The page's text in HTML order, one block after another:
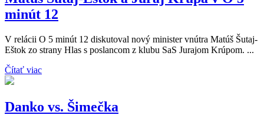
minút 12
V relácii O 5 minút 12 diskutoval nový minister vnútra Matúš Šutaj-
Eštok zo strany Hlas s poslancom z klubu SaS Jurajom Krúpom. ...
Čítať viac
Danko vs. Šimečka